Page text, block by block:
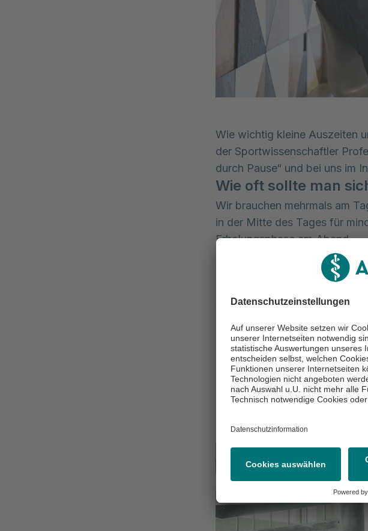
Wie wichtig kleine Auszeiten
der Sportwissenschaftler
durch Pause“ und bei uns im
Wie oft sollte man
Wir brauchen mehrmals am
in der Mitte des Tages für
Erholungsphase am Abend.
Was passiert mit
wird repariert, restauriert und
Und was passiert,
Folgt Belastung auf
Auf Dauer führt das zu